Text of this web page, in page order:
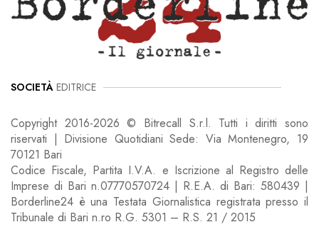
SOCIETÀ EDITRICE
Copyright 2016-2026 © Bitrecall S.r.l. Tutti i diritti sono
riservati | Divisione Quotidiani Sede: Via Montenegro, 19
70121 Bari
Codice Fiscale, Partita I.V.A. e Iscrizione al Registro delle
Imprese di Bari n.07770570724 | R.E.A. di Bari: 580439 |
Borderline24 è una Testata Giornalistica registrata presso il
Tribunale di Bari n.ro R.G. 5301 – R.S. 21 / 2015